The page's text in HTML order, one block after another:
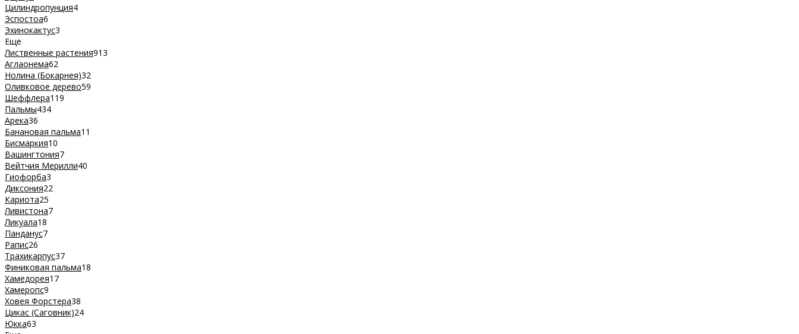
Цилиндропунция4
Эспостоа6
Эхинокактус3
Еще
Лиственные растения913
Аглаонема62
Нолина (Бокарнея)32
Оливковое дерево59
Шеффлера119
Пальмы434
Арека36
Банановая пальма11
Бисмаркия10
Вашингтония7
Вейтчия Мерилли40
Гиофорба3
Диксония22
Кариота25
Ливистона7
Ликуала18
Панданус7
Рапис26
Трахикарпус37
Финиковая пальма18
Хамедорея17
Хамеропс9
Ховея Форстера38
Цикас (Саговник)24
Юкка63